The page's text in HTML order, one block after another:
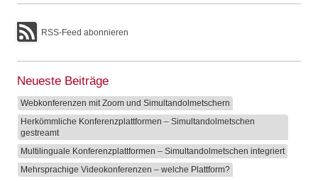
RSS-Feed abonnieren
Neueste Beiträge
Webkonferenzen mit Zoom und Simultandolmetschern
Herkömmliche Konferenzplattformen – Simultandolmetschen
gestreamt
Multilinguale Konferenzplattformen – Simultandolmetschen integriert
Mehrsprachige Videokonferenzen – welche Plattform?